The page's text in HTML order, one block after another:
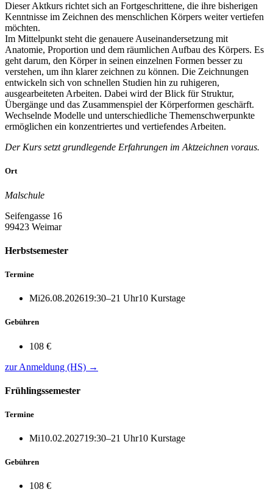
Dieser Aktkurs richtet sich an Fortgeschrittene, die ihre bisherigen
Kenntnisse im Zeichnen des menschlichen Körpers weiter vertiefen
möchten.
Im Mittelpunkt steht die genauere Auseinandersetzung mit
Anatomie, Proportion und dem räumlichen Aufbau des Körpers. Es
geht darum, den Körper in seinen einzelnen Formen besser zu
verstehen, um ihn klarer zeichnen zu können. Die Zeichnungen
entwickeln sich von schnellen Studien hin zu ruhigeren,
ausgearbeiteten Arbeiten. Dabei wird der Blick für Struktur,
Übergänge und das Zusammenspiel der Körperformen geschärft.
Wechselnde Modelle und unterschiedliche Themenschwerpunkte
ermöglichen ein konzentriertes und vertiefendes Arbeiten.
Der Kurs setzt grundlegende Erfahrungen im Aktzeichnen voraus.
Ort
Malschule
Seifengasse 16
99423 Weimar
Herbstsemester
Termine
Mi26.08.202619:30–21 Uhr10 Kurstage
Gebühren
108 €
zur Anmeldung (HS) →
Frühlingssemester
Termine
Mi10.02.202719:30–21 Uhr10 Kurstage
Gebühren
108 €